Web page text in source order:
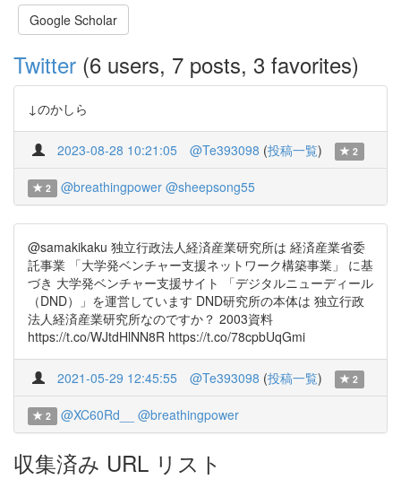
Google Scholar
Twitter (6 users, 7 posts, 3 favorites)
↓のかしら
2023-08-28 10:21:05 @Te393098 (投稿一覧) 2
2 @breathingpower @sheepsong55
@samakikaku 独立行政法人経済産業研究所は 経済産業省委
託事業 「大学発ベンチャー支援ネットワーク構築事業」 に基
づき 大学発ベンチャー支援サイト 「デジタルニューディール
（DND）」を運営しています DND研究所の本体は 独立行政
法人経済産業研究所なのですか？ 2003資料
https://t.co/WJtdHlNN8R https://t.co/78cpbUqGmi
2021-05-29 12:45:55 @Te393098 (投稿一覧) 2
2 @XC60Rd__ @breathingpower
収集済み URL リスト